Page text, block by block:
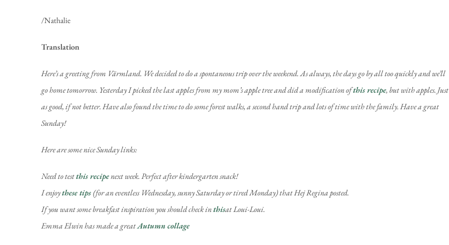
/Nathalie
Translation
Here’s a greeting from Värmland. We decided to do a spontaneous trip over the weekend. As always, the days go by all too quickly and we’ll
go home tomorrow. Yesterday I picked the last apples from my mom’s apple tree and did a modification ofthis recipe, but with apples. Just
as good, if not better. Have also found the time to do some forest walks, a second hand trip and lots of time with the family. Have a great
Sunday!
Here are some nice Sunday links:
Need to testthis recipenext week. Perfect after kindergarten snack!
I enjoythese tips(for an eventless Wednesday, sunny Saturday or tired Monday) that Hej Regina posted.
If you want some breakfast inspiration you should check inthisat Loui-Loui.
Emma Elwin has made a greatAutumn collage